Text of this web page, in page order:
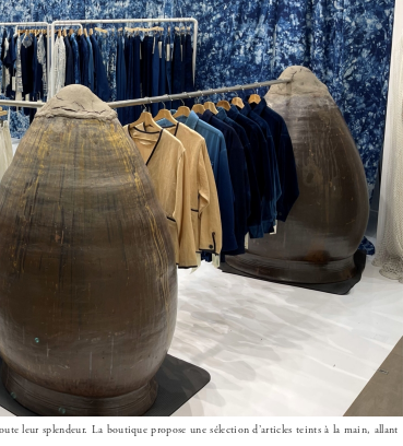
leur splendeur. La boutique propose une sélection d’articles teints à la main, allant